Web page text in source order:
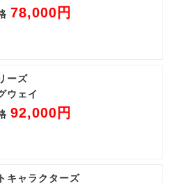
78,000円
ーズ
ウェイ
92,000円
キャラクターズ